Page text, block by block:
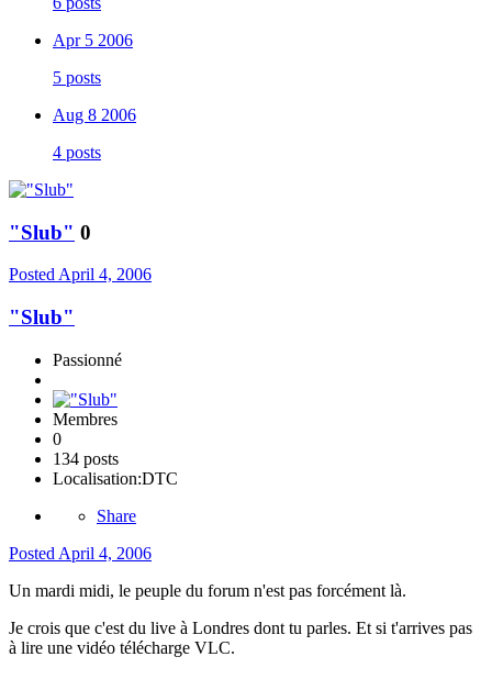
Apr 5 2006
5 posts
Aug 8 2006
4 posts
"Slub" 0
Posted April 4, 2006
"Slub"
Passionné
Membres
0
134 posts
Localisation:DTC
Share
Posted April 4, 2006
Un mardi midi, le peuple du forum n'est pas forcément là.
Je crois que c'est du live à Londres dont tu parles. Et si t'arrives pas
à lire une vidéo télécharge VLC.